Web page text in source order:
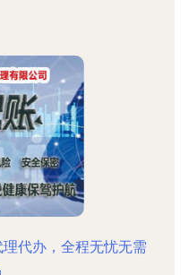
代办，全程无忧无需